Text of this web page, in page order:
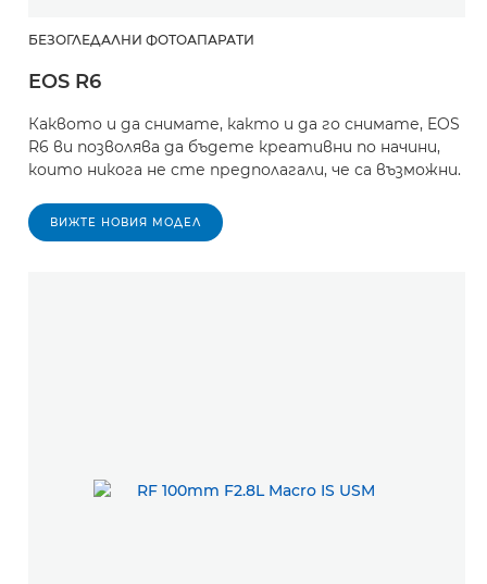
БЕЗОГЛЕДАЛНИ ФОТОАПАРАТИ
EOS R6
Каквото и да снимате, както и да го снимате, EOS
R6 ви позволява да бъдете креативни по начини,
които никога не сте предполагали, че са възможни.
ВИЖТЕ НОВИЯ МОДЕЛ